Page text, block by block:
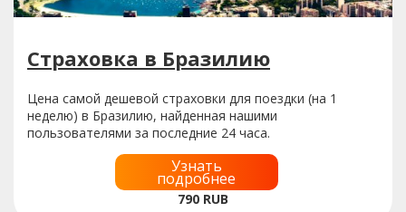
Страховка в Бразилию
Цена самой дешевой страховки для поездки (на 1
неделю) в Бразилию, найденная нашими
пользователями за последние 24 часа.
Узнать
подробнее
790 RUB